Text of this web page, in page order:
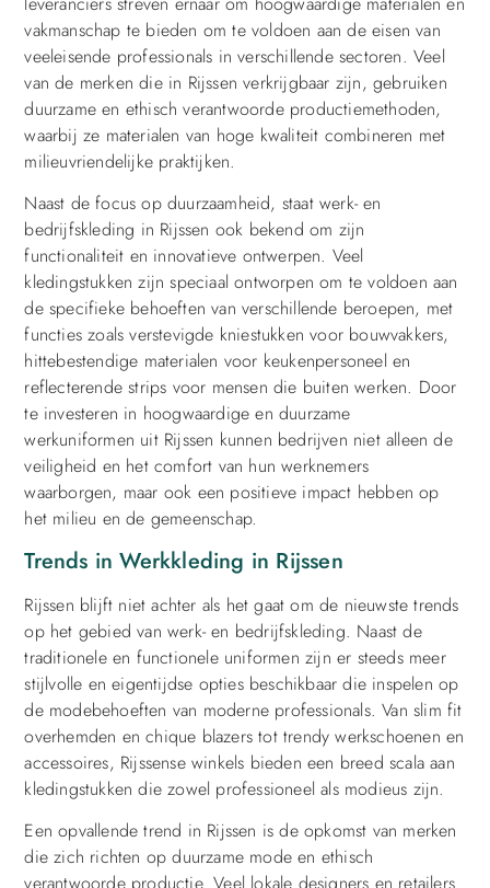
vakmanschap te bieden om te voldoen aan de eisen van
veeleisende professionals in verschillende sectoren. Veel
van de merken die in Rijssen verkrijgbaar zijn, gebruiken
duurzame en ethisch verantwoorde productiemethoden,
waarbij ze materialen van hoge kwaliteit combineren met
milieuvriendelijke praktijken.
Naast de focus op duurzaamheid, staat werk- en
bedrijfskleding in Rijssen ook bekend om zijn
functionaliteit en innovatieve ontwerpen. Veel
kledingstukken zijn speciaal ontworpen om te voldoen aan
de specifieke behoeften van verschillende beroepen, met
functies zoals verstevigde kniestukken voor bouwvakkers,
hittebestendige materialen voor keukenpersoneel en
reflecterende strips voor mensen die buiten werken. Door
te investeren in hoogwaardige en duurzame
werkuniformen uit Rijssen kunnen bedrijven niet alleen de
veiligheid en het comfort van hun werknemers
waarborgen, maar ook een positieve impact hebben op
het milieu en de gemeenschap.
Trends in Werkkleding in Rijssen
Rijssen blijft niet achter als het gaat om de nieuwste trends
op het gebied van werk- en bedrijfskleding. Naast de
traditionele en functionele uniformen zijn er steeds meer
stijlvolle en eigentijdse opties beschikbaar die inspelen op
de modebehoeften van moderne professionals. Van slim fit
overhemden en chique blazers tot trendy werkschoenen en
accessoires, Rijssense winkels bieden een breed scala aan
kledingstukken die zowel professioneel als modieus zijn.
Een opvallende trend in Rijssen is de opkomst van merken
die zich richten op duurzame mode en ethisch
verantwoorde productie. Veel lokale designers en retailers